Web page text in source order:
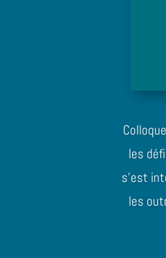
les
s’est
les